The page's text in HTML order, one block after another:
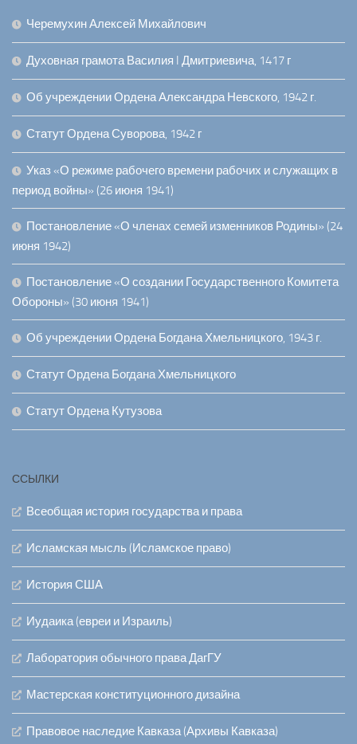
Черемухин Алексей Михайлович
Духовная грамота Василия I Дмитриевича, 1417 г
Об учреждении Ордена Александра Невского, 1942 г.
Статут Ордена Суворова, 1942 г
Указ «О режиме рабочего времени рабочих и служащих в
период войны» (26 июня 1941)
Постановление «О членах семей изменников Родины» (24
июня 1942)
Постановление «О создании Государственного Комитета
Обороны» (30 июня 1941)
Об учреждении Ордена Богдана Хмельницкого, 1943 г.
Статут Ордена Богдана Хмельницкого
Статут Ордена Кутузова
ССЫЛКИ
Всеобщая история государства и права
Исламская мысль (Исламское право)
История США
Иудаика (евреи и Израиль)
Лаборатория обычного права ДагГУ
Мастерская конституционного дизайна
Правовое наследие Кавказа (Архивы Кавказа)